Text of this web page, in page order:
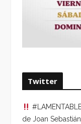
Twitter
de Joan